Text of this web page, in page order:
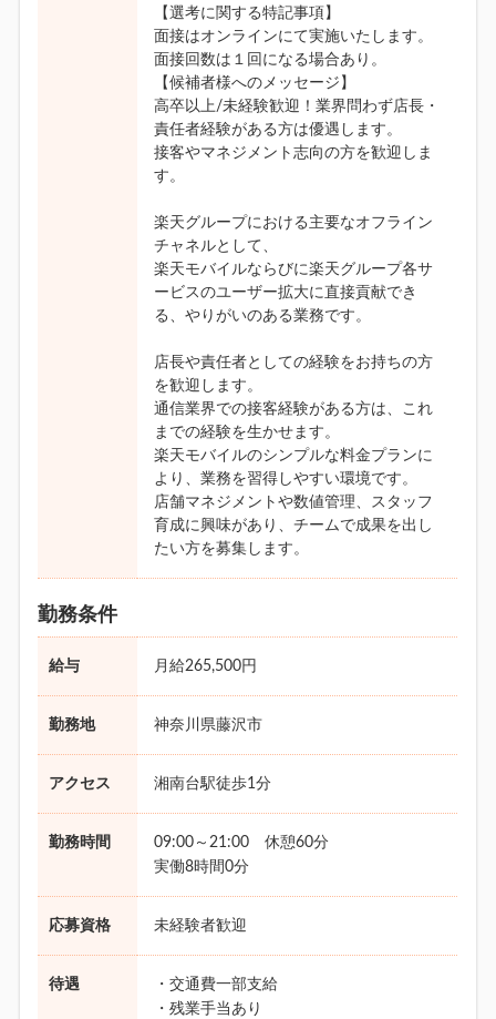
【選考に関する特記事項】
面接はオンラインにて実施いたします。
面接回数は１回になる場合あり。
【候補者様へのメッセージ】
高卒以上/未経験歓迎！業界問わず店長・
責任者経験がある方は優遇します。
接客やマネジメント志向の方を歓迎しま
す。
楽天グループにおける主要なオフライン
チャネルとして、
楽天モバイルならびに楽天グループ各サ
ービスのユーザー拡大に直接貢献でき
る、やりがいのある業務です。
店長や責任者としての経験をお持ちの方
を歓迎します。
通信業界での接客経験がある方は、これ
までの経験を生かせます。
楽天モバイルのシンプルな料金プランに
より、業務を習得しやすい環境です。
店舗マネジメントや数値管理、スタッフ
育成に興味があり、チームで成果を出し
たい方を募集します。
勤務条件
給与 月給265,500円
勤務地 神奈川県藤沢市
アクセス 湘南台駅徒歩1分
勤務時間
09:00～21:00 休憩60分
実働8時間0分
応募資格 未経験者歓迎
待遇
・交通費一部支給
・残業手当あり